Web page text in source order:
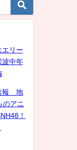
リー
波中年
報 地
アニ
！